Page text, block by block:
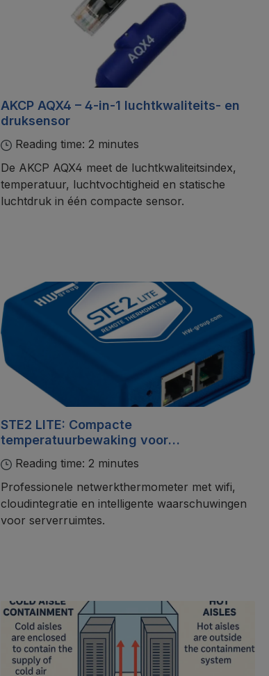
AKCP AQX4 – 4-in-1 luchtkwaliteits- en
druksensor
Reading time: 2 minutes
De AKCP AQX4 meet de luchtkwaliteitsindex,
temperatuur, luchtvochtigheid en statische
luchtdruk in één compacte sensor.
STE2 LITE: Compacte
temperatuurbewaking voor
Reading time: 2 minutes
Professionele netwerkthermometer met wifi,
cloudintegratie en intelligente waarschuwingen
voor serverruimtes.